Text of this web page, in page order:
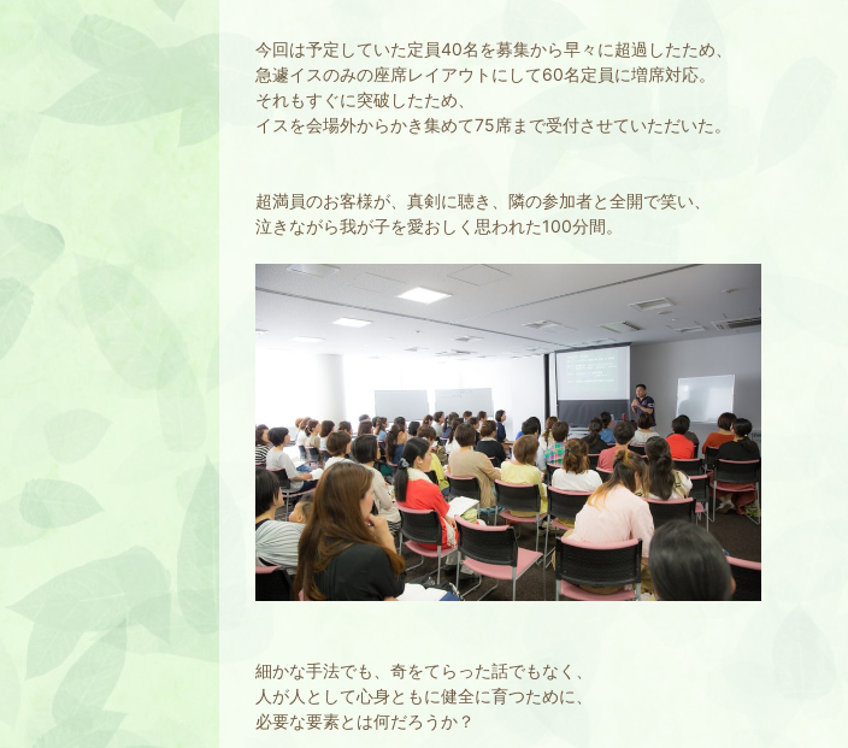
今回は予定していた定員40名を募集から早々に超過したため、
急遽イスのみの座席レイアウトにして60名定員に増席対応。
それもすぐに突破したため、
イスを会場外からかき集めて75席まで受付させていただいた。
超満員のお客様が、真剣に聴き、隣の参加者と全開で笑い、
泣きながら我が子を愛おしく思われた100分間。
細かな手法でも、奇をてらった話でもなく、
人が人として心身ともに健全に育つために、
必要な要素とは何だろうか？